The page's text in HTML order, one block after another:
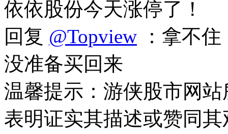
依依股份今天涨停了！
回复 @Topview ：拿不
没准备买回来
温馨提示：游侠股市网
表明证实其描述或赞同